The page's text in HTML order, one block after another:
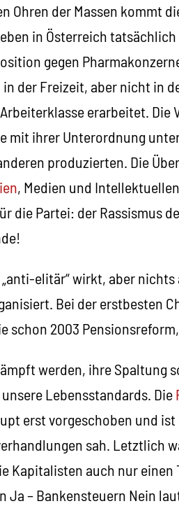
Ohren der Massen kommt
in Österreich
gegen
der Freizeit, aber nicht in
erarbeitet.
mit ihrer Unterordnung
produzierten. Die
, Medien und
die Partei: der Rassismus
elitär“ wirkt, aber
Bei der erstbesten
schon 2003
werden, ihre Spaltung
Lebensstandards. Die
erst vorgeschoben und ist
sah. Letztlich
Kapitalisten auch nur einen
– Bankensteuern Nein